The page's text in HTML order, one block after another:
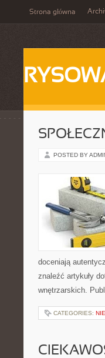
Strona główna
POSTED BY
doceniają
znaleźć artykuły
wnętrzarskich.
CATEGORIES: